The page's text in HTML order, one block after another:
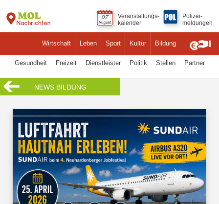
Wirtschaft Leben Sport Kultur Bildung
Veranstaltungs-
kalender
Polizei-
meldungen
Gesundheit Freizeit Dienstleister Politik Stellen Partner
NEWS BILDUNG